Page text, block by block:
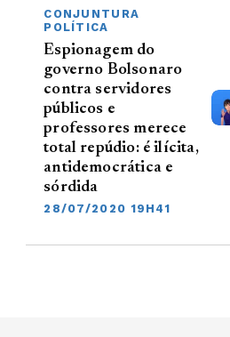
CONJUNTURA
POLÍTICA
Espionagem do
governo Bolsonaro
contra servidores
públicos e
professores merece
total repúdio: é ilícita,
antidemocrática e
sórdida
28/07/2020 19H41